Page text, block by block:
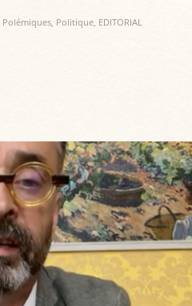
Polémiques, Politique, EDITORIAL